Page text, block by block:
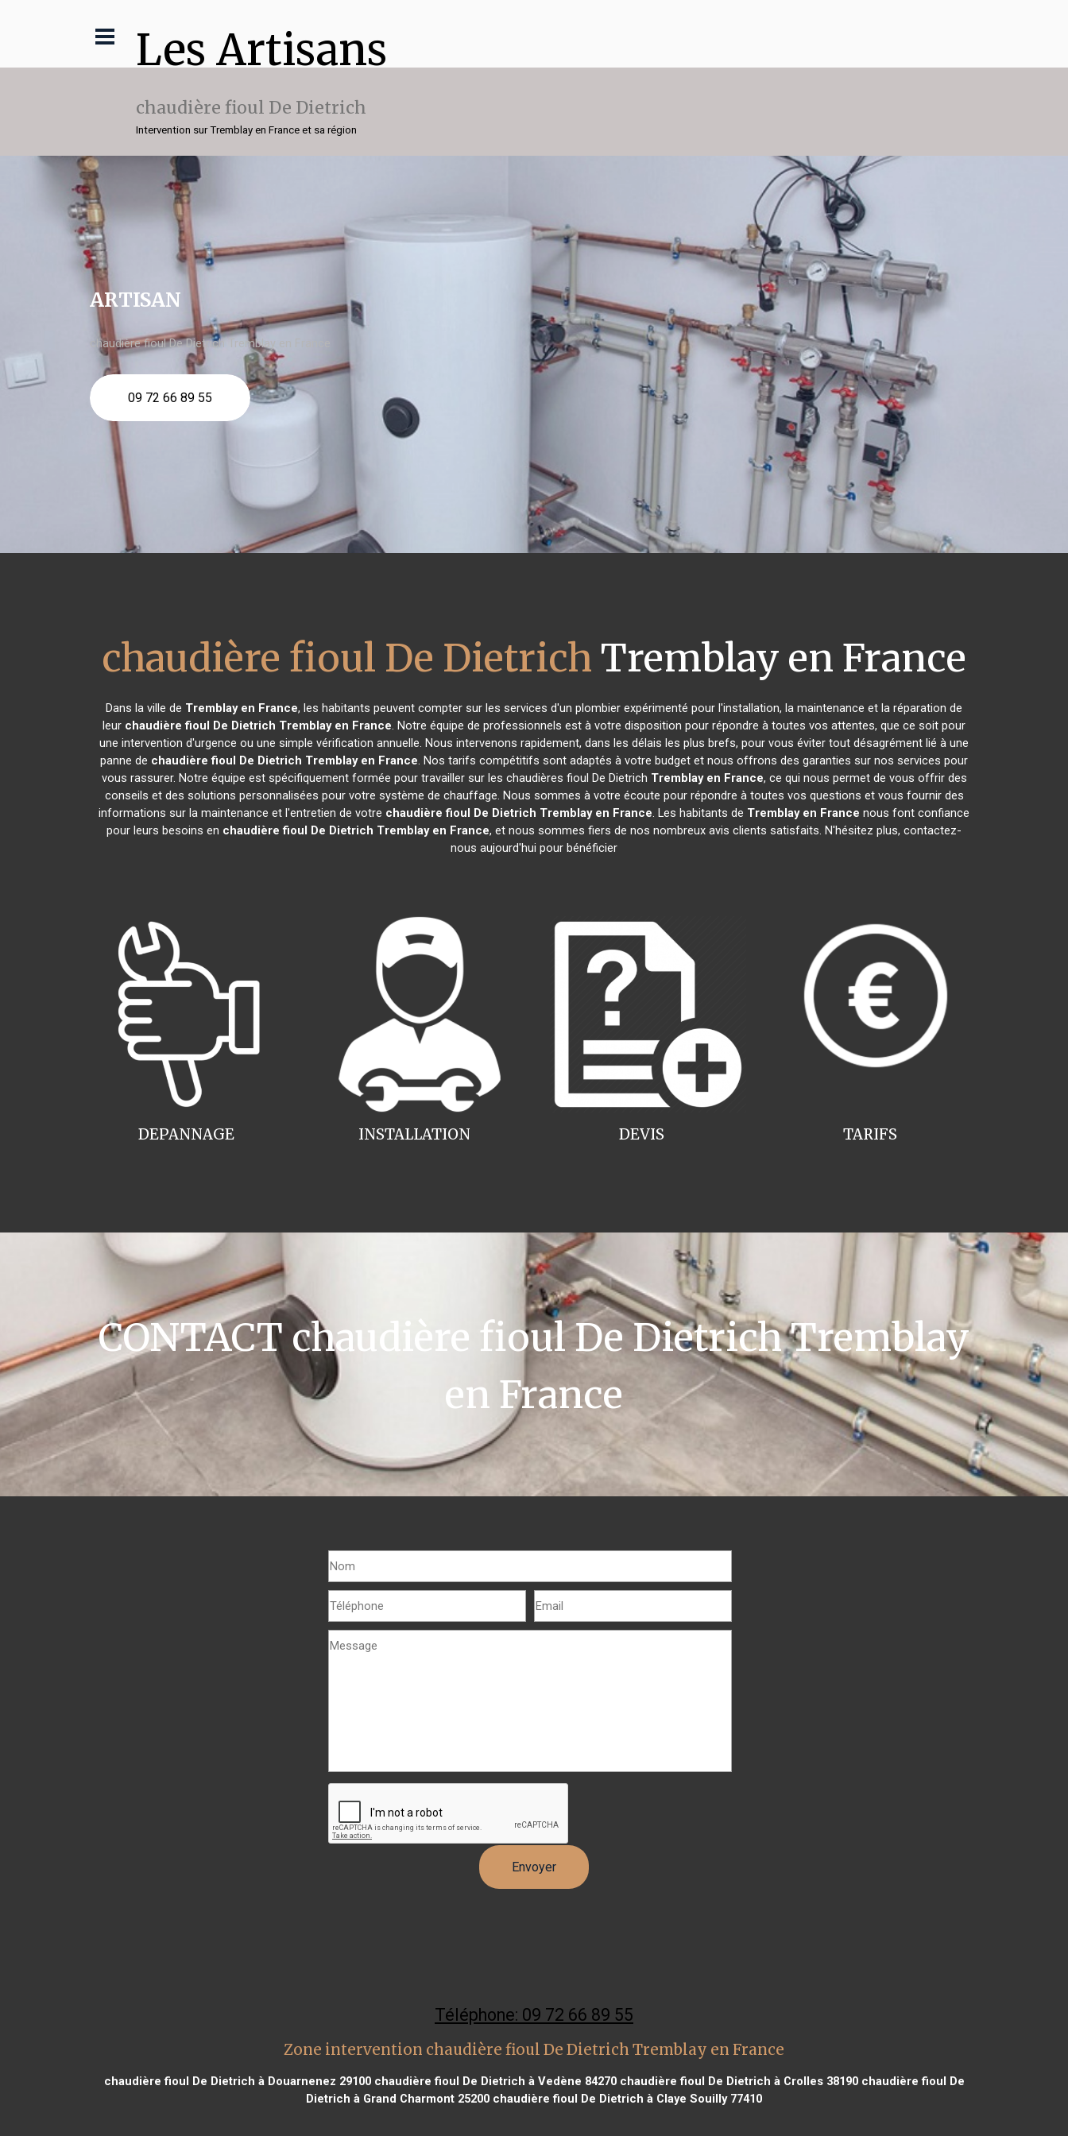
Les Artisans
chaudière fioul De Dietrich
Intervention sur Tremblay en France et sa région
ARTISAN
chaudière fioul De Dietrich Tremblay en France
09 72 66 89 55
chaudière fioul De Dietrich Tremblay en France
Dans la ville de Tremblay en France, les habitants peuvent compter sur les services d'un plombier expérimenté pour l'installation, la maintenance et la réparation de
leur chaudière fioul De Dietrich Tremblay en France. Notre équipe de professionnels est à votre disposition pour répondre à toutes vos attentes, que ce soit pour
une intervention d'urgence ou une simple vérification annuelle. Nous intervenons rapidement, dans les délais les plus brefs, pour vous éviter tout désagrément lié à une
panne de chaudière fioul De Dietrich Tremblay en France. Nos tarifs compétitifs sont adaptés à votre budget et nous offrons des garanties sur nos services pour
vous rassurer. Notre équipe est spécifiquement formée pour travailler sur les chaudières fioul De Dietrich Tremblay en France, ce qui nous permet de vous offrir des
conseils et des solutions personnalisées pour votre système de chauffage. Nous sommes à votre écoute pour répondre à toutes vos questions et vous fournir des
informations sur la maintenance et l'entretien de votre chaudière fioul De Dietrich Tremblay en France. Les habitants de Tremblay en France nous font confiance
pour leurs besoins en chaudière fioul De Dietrich Tremblay en France, et nous sommes fiers de nos nombreux avis clients satisfaits. N'hésitez plus, contactez-
nous aujourd'hui pour bénéficier
INSTALLATION
DEPANNAGE TARIFS
DEVIS
CONTACT chaudière fioul De Dietrich Tremblay
en France
Téléphone: 09 72 66 89 55
Zone intervention chaudière fioul De Dietrich Tremblay en France
chaudière fioul De Dietrich à Douarnenez 29100chaudière fioul De Dietrich à Vedène 84270chaudière fioul De Dietrich à Crolles 38190chaudière fioul De
Dietrich à Grand Charmont 25200 chaudière fioul De Dietrich à Claye Souilly 77410